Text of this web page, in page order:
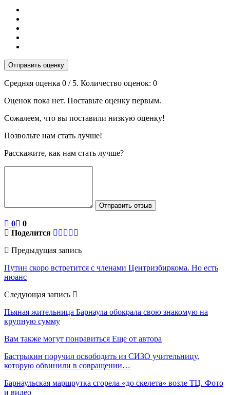
Отправить оценку
Средняя оценка 0 / 5. Количество оценок: 0
Оценок пока нет. Поставьте оценку первым.
Сожалеем, что вы поставили низкую оценку!
Позвольте нам стать лучше!
Расскажите, как нам стать лучше?
Отправить отзыв
0
0
Поделится
Предыдущая запись
Путин скоро встретится с членами Центризбиркома. Но есть
нюанс
Следующая запись
Пьяная жительница Барнаула обокрала свою знакомую на
крупную сумму
Вам также могут понравиться Еще от автора
Бастрыкин поручил освободить из СИЗО учительницу,
которую обвинили в совращении…
Барнаульская маршрутка сгорела «до скелета» возле ТЦ. Фото
и видео